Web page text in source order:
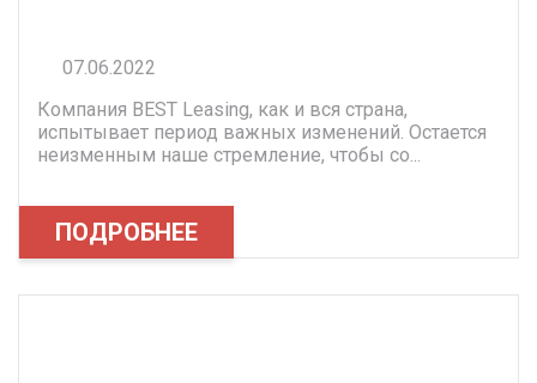
07.06.2022
Компания BEST Leasing, как и вся страна,
испытывает период важных изменений. Остается
неизменным наше стремление, чтобы со...
ПОДРОБНЕЕ